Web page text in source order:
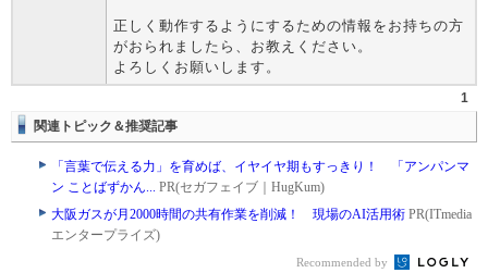
正しく動作するようにするための情報をお持ちの方
がおられましたら、お教えください。
よろしくお願いします。
1
関連トピック＆推奨記事
「言葉で伝える力」を育めば、イヤイヤ期もすっきり！ 「アンパンマ
ン ことばずかん... PR(セガフェイブ｜HugKum)
大阪ガスが月2000時間の共有作業を削減！ 現場のAI活用術 PR(ITmedia
エンタープライズ)
Recommended by